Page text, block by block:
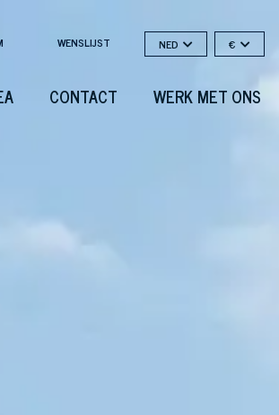
WENSLIJST NED €
CONTACT WERK MET ONS